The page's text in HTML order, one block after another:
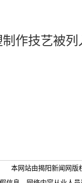
技艺被列
本网站由揭阳新闻网版